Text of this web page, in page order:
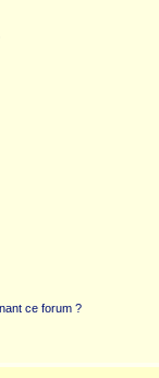
ce forum ?